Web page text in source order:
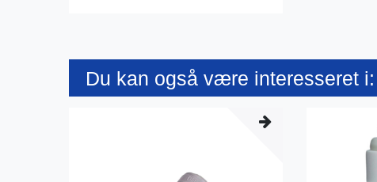
Du kan også være interesseret i: